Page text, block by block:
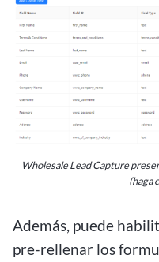
Wholesale Lead Capture
(haga
Además, puede
pre-rellenar los